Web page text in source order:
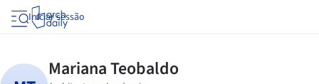
Iniciar sessão